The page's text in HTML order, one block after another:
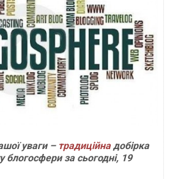
уваги – традиційнадобірка
блогосфери за сьогодні, 19